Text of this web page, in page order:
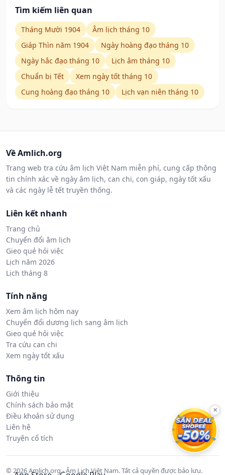
Tìm kiếm liên quan
Tháng Mười 1904
Âm lịch tháng 10
Giáp Thìn năm 1904
Ngày hoàng đạo tháng 10
Ngày hắc đạo tháng 10
Lịch âm tháng 10
Chuẩn bị Tết
Xem ngày tốt tháng 10
Cung hoàng đạo tháng 10
Lịch vạn niên tháng 10
Về Amlich.org
Trang web tra cứu âm lịch Việt Nam miễn phí, cung cấp thông
tin chính xác về ngày âm lịch, can chi, con giáp, ngày tốt xấu
và các ngày lễ tết truyền thống.
Liên kết nhanh
Trang chủ
Chuyển đổi âm lịch
Gieo quẻ hỏi việc
Lịch năm 2026
Lịch tháng 8
Tính năng
Xem âm lịch hôm nay
Chuyển đổi dương lịch sang âm lịch
Gieo quẻ hỏi việc
Tra cứu can chi
Xem ngày tốt xấu
Thông tin
Giới thiệu
Chính sách bảo mật
Điều khoản sử dụng
Liên hệ
Truyện cổ tích
© 2026 Amlich.org - Âm Lịch Việt Nam. Tất cả quyền được bảo lưu.
×